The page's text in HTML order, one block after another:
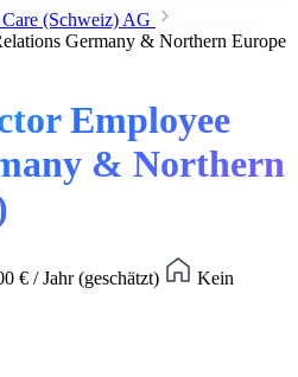
(Schweiz) AG
Germany & Northern Europe
Employee
& Northern
€ / Jahr (geschätzt)
Kein